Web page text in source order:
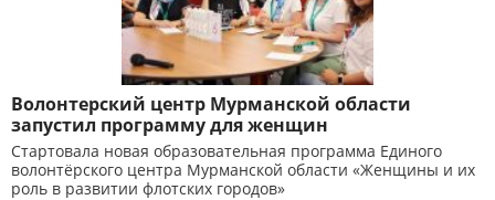
Волонтерский центр Мурманской области
запустил программу для женщин
Стартовала новая образовательная программа Единого
волонтёрского центра Мурманской области «Женщины и их
роль в развитии флотских городов»